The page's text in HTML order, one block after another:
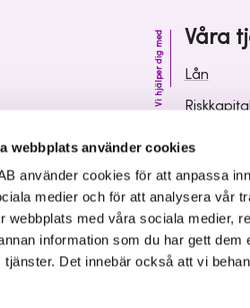
webbplats använder cookies
använder cookies för att anpassa
medier och för att analysera vår
webbplats med våra sociala medier,
information som du har gett
tjänster. Det innebär också att vi
Våra
Vi hjälper dig med
Lån
Riskkapital
Kunskap